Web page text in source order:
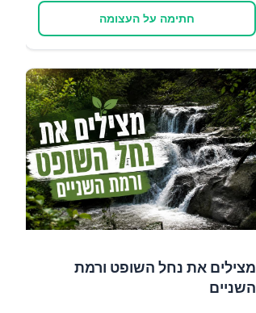
חתימה על העצומה
מצילים את נחל השופט ורמת
השניים